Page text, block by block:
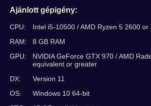
Ajánlott gépigény:
CPU:
Intel i5-10500 / AMD Ryzen 5 2600 or
RAM:
8 GB RAM
GPU:
NVIDIA GeForce GTX 970 / AMD
equivalent or greater
DX:
Version 11
OS:
Windows 10 64-bit